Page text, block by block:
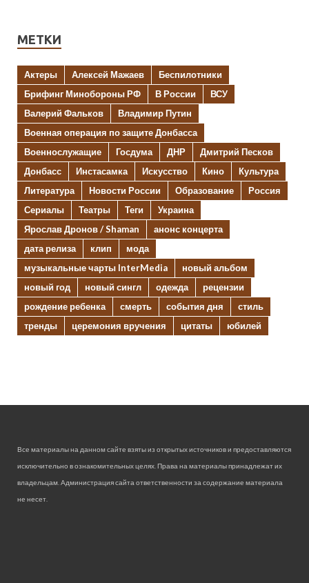
МЕТКИ
Актеры Алексей Мажаев
Беспилотники
Брифинг Минобороны РФ
В России
ВСУ
Валерий Фальков
Владимир Путин
Военная операция по защите Донбасса
Военнослужащие
Госдума ДНР
Дмитрий Песков
Донбасс
Инстасамка Искусство Кино
Культура
Литература
Новости России Образование
Россия
Сериалы
Театры Теги
Украина
Ярослав Дронов / Shaman
анонс концерта
дата релиза
клип
мода
музыкальные чарты InterMedia
новый альбом
новый год
новый сингл одежда
рецензии
рождение ребенка
смерть события дня
стиль
тренды
церемония вручения цитаты юбилей
Все материалы на данном сайте взяты из открытых источников и предоставляются
исключительно в ознакомительных целях. Права на материалы принадлежат их
владельцам. Администрация сайта ответственности за содержание материала
не несет.